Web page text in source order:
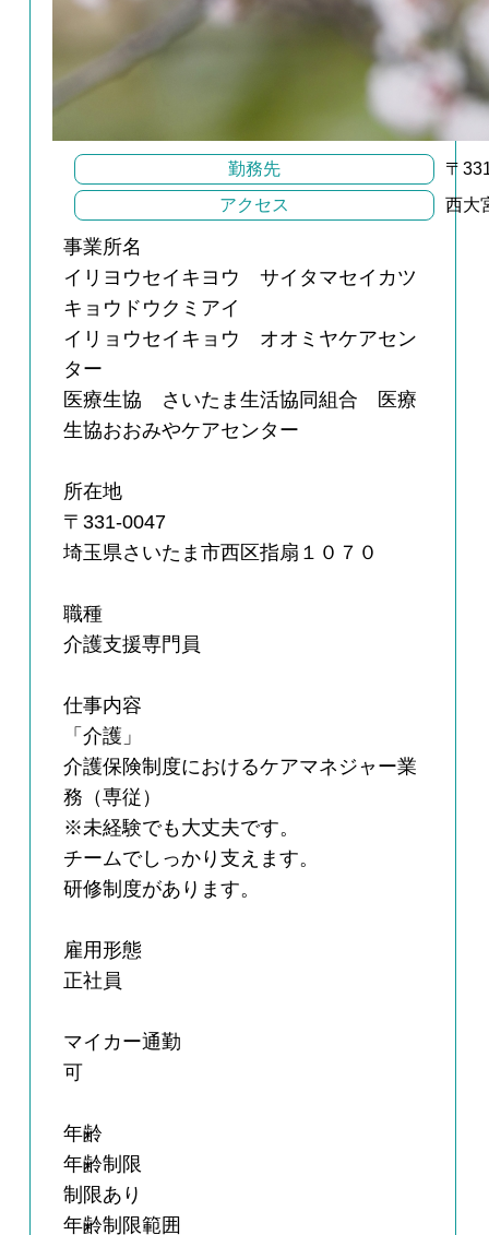
勤務先
〒
アクセス
西大
事業所名
イリヨウセイキヨウ サイタマセイカツ
キョウドウクミアイ
イリョウセイキョウ オオミヤケアセン
ター
医療生協 さいたま生活協同組合 医療
生協おおみやケアセンター
所在地
〒331-0047
埼玉県さいたま市西区指扇１０７０
職種
介護支援専門員
仕事内容
「介護」
介護保険制度におけるケアマネジャー業
務（専従）
※未経験でも大丈夫です。
チームでしっかり支えます。
研修制度があります。
雇用形態
正社員
マイカー通勤
可
年齢
年齢制限
制限あり
年齢制限範囲